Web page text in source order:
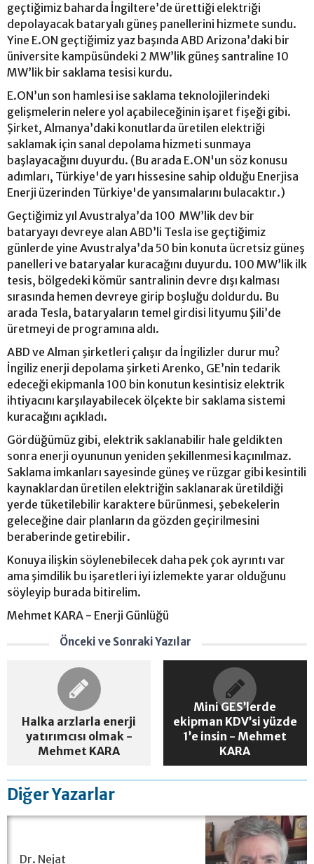
geçtiğimiz baharda İngiltere’de ürettiği elektriği
depolayacak bataryalı güneş panellerini hizmete sundu.
Yine E.ON geçtiğimiz yaz başında ABD Arizona’daki bir
üniversite kampüsündeki 2 MW’lik güneş santraline 10
MW’lik bir saklama tesisi kurdu.
E.ON’un son hamlesi ise saklama teknolojilerindeki
gelişmelerin nelere yol açabileceğinin işaret fişeği gibi.
Şirket, Almanya’daki konutlarda üretilen elektriği
saklamak için sanal depolama hizmeti sunmaya
başlayacağını duyurdu. (Bu arada E.ON'un söz konusu
adımları, Türkiye'de yarı hissesine sahip olduğu Enerjisa
Enerji üzerinden Türkiye'de yansımalarını bulacaktır.)
Geçtiğimiz yıl Avustralya’da 100 MW’lik dev bir
bataryayı devreye alan ABD’li Tesla ise geçtiğimiz
günlerde yine Avustralya’da 50 bin konuta ücretsiz güneş
panelleri ve bataryalar kuracağını duyurdu. 100 MW’lik ilk
tesis, bölgedeki kömür santralinin devre dışı kalması
sırasında hemen devreye girip boşluğu doldurdu. Bu
arada Tesla, bataryaların temel girdisi lityumu Şili’de
üretmeyi de programına aldı.
ABD ve Alman şirketleri çalışır da İngilizler durur mu?
İngiliz enerji depolama şirketi Arenko, GE’nin tedarik
edeceği ekipmanla 100 bin konutun kesintisiz elektrik
ihtiyacını karşılayabilecek ölçekte bir saklama sistemi
kuracağını açıkladı.
Gördüğümüz gibi, elektrik saklanabilir hale geldikten
sonra enerji oyununun yeniden şekillenmesi kaçınılmaz.
Saklama imkanları sayesinde güneş ve rüzgar gibi kesintili
kaynaklardan üretilen elektriğin saklanarak üretildiği
yerde tüketilebilir karaktere bürünmesi, şebekelerin
geleceğine dair planların da gözden geçirilmesini
beraberinde getirebilir.
Konuya ilişkin söylenebilecek daha pek çok ayrıntı var
ama şimdilik bu işaretleri iyi izlemekte yarar olduğunu
söyleyip burada bitirelim.
Mehmet KARA - Enerji Günlüğü
Önceki ve Sonraki Yazılar
Halka arzlarla enerji
yatırımcısı olmak -
Mehmet KARA
Mini GES’lerde
ekipman KDV’si yüzde
1’e insin - Mehmet
KARA
Diğer Yazarlar
Dr. Nejat